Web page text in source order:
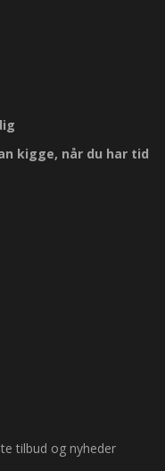
kigge, når du har tid
tilbud og nyheder